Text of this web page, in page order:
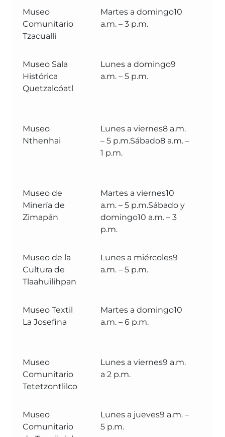
Museo
Comunitario
Tzacualli
Martes a domingo10
a.m. – 3 p.m.
Museo Sala
Histórica
Quetzalcóatl
Lunes a domingo9
a.m. – 5 p.m.
Museo
Nthenhai
Lunes a viernes8 a.m.
– 5 p.m.Sábado8 a.m. –
1 p.m.
Museo de
Minería de
Zimapán
Martes a viernes10
a.m. – 5 p.m.Sábado y
domingo10 a.m. – 3
p.m.
Museo de la
Cultura de
Tlaahuilihpan
Lunes a miércoles9
a.m. – 5 p.m.
Museo Textil
La Josefina
Martes a domingo10
a.m. – 6 p.m.
Museo
Comunitario
Tetetzontlilco
Lunes a viernes9 a.m.
a 2 p.m.
Museo
Comunitario
Lunes a jueves9 a.m. –
5 p.m.